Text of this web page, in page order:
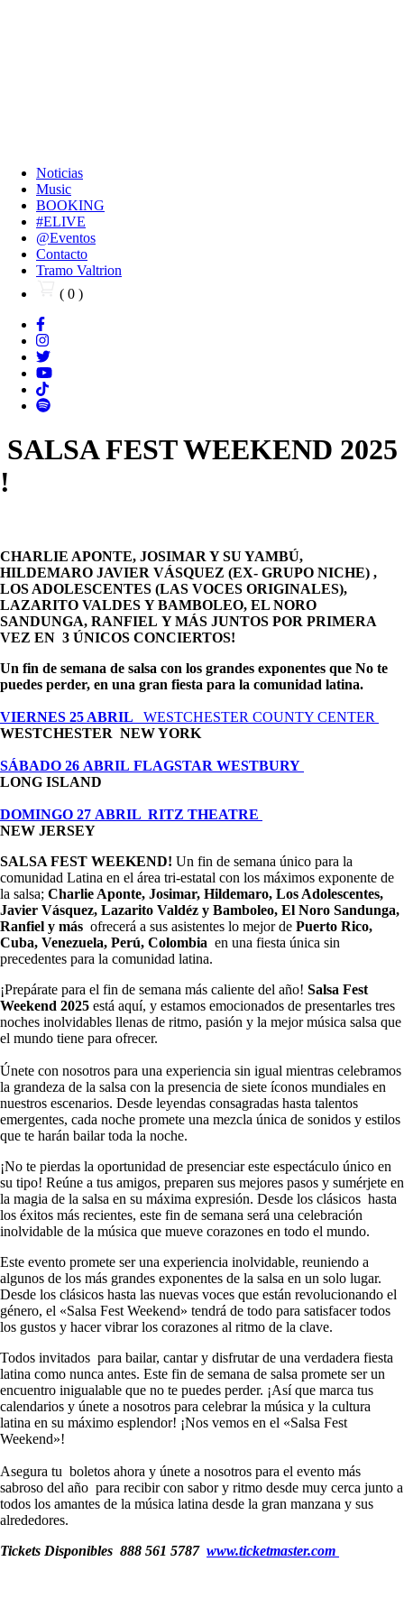
Noticias
Music
BOOKING
#ELIVE
@Eventos
Contacto
Tramo Valtrion
( 0 )
SALSA FEST WEEKEND 2025
!
CHARLIE APONTE, JOSIMAR Y SU YAMBÚ,
HILDEMARO JAVIER VÁSQUEZ (EX- GRUPO NICHE) ,
LOS ADOLESCENTES (LAS VOCES ORIGINALES),
LAZARITO VALDES Y BAMBOLEO, EL NORO
SANDUNGA, RANFIEL Y MÁS JUNTOS POR PRIMERA
VEZ EN 3 ÚNICOS CONCIERTOS!
Un fin de semana de salsa con los grandes exponentes que No te
puedes perder, en una gran fiesta para la comunidad latina.
VIERNES 25 ABRIL
WESTCHESTER COUNTY CENTER
WESTCHESTER NEW YORK
SÁBADO 26 ABRIL FLAGSTAR WESTBURY
LONG ISLAND
DOMINGO 27 ABRIL RITZ THEATRE
NEW JERSEY
SALSA FEST WEEKEND! Un fin de semana único para la
comunidad Latina en el área tri-estatal con los máximos exponente de
la salsa; Charlie Aponte, Josimar, Hildemaro, Los Adolescentes,
Javier Vásquez, Lazarito Valdéz y Bamboleo, El Noro Sandunga,
Ranfiel y más ofrecerá a sus asistentes lo mejor de Puerto Rico,
Cuba, Venezuela, Perú, Colombia en una fiesta única sin
precedentes para la comunidad latina.
¡Prepárate para el fin de semana más caliente del año! Salsa Fest
Weekend 2025 está aquí, y estamos emocionados de presentarles tres
noches inolvidables llenas de ritmo, pasión y la mejor música salsa que
el mundo tiene para ofrecer.
Únete con nosotros para una experiencia sin igual mientras celebramos
la grandeza de la salsa con la presencia de siete íconos mundiales en
nuestros escenarios. Desde leyendas consagradas hasta talentos
emergentes, cada noche promete una mezcla única de sonidos y estilos
que te harán bailar toda la noche.
¡No te pierdas la oportunidad de presenciar este espectáculo único en
su tipo! Reúne a tus amigos, preparen sus mejores pasos y sumérjete en
la magia de la salsa en su máxima expresión. Desde los clásicos hasta
los éxitos más recientes, este fin de semana será una celebración
inolvidable de la música que mueve corazones en todo el mundo.
Este evento promete ser una experiencia inolvidable, reuniendo a
algunos de los más grandes exponentes de la salsa en un solo lugar.
Desde los clásicos hasta las nuevas voces que están revolucionando el
género, el «Salsa Fest Weekend» tendrá de todo para satisfacer todos
los gustos y hacer vibrar los corazones al ritmo de la clave.
Todos invitados para bailar, cantar y disfrutar de una verdadera fiesta
latina como nunca antes. Este fin de semana de salsa promete ser un
encuentro inigualable que no te puedes perder. ¡Así que marca tus
calendarios y únete a nosotros para celebrar la música y la cultura
latina en su máximo esplendor! ¡Nos vemos en el «Salsa Fest
Weekend»!
Asegura tu boletos ahora y únete a nosotros para el evento más
sabroso del año para recibir con sabor y ritmo desde muy cerca junto a
todos los amantes de la música latina desde la gran manzana y sus
alrededores.
Tickets Disponibles 888 561 5787 www.ticketmaster.com